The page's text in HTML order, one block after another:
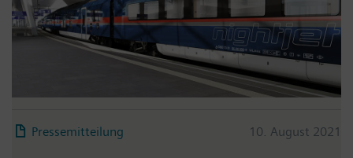
Pressemitteilung 10. August 2021